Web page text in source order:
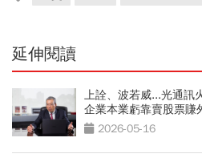
延伸閱讀
上詮、波若威...光通訊
企業本業虧靠賣股票賺
2026-05-16